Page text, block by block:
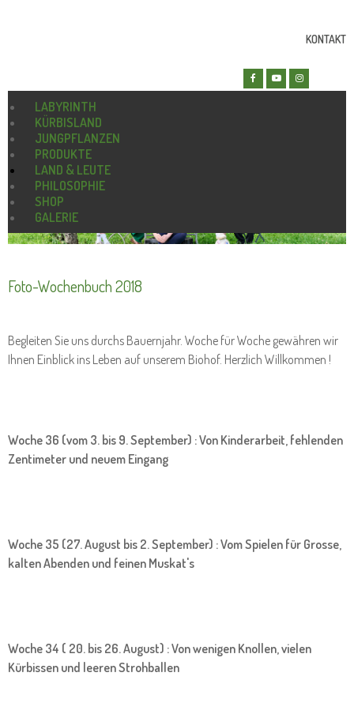
KONTAKT
LABYRINTH
KÜRBISLAND
JUNGPFLANZEN
PRODUKTE
LAND & LEUTE
PHILOSOPHIE
SHOP
GALERIE
Foto-Wochenbuch 2018
Begleiten Sie uns durchs Bauernjahr. Woche für Woche gewähren wir
Ihnen Einblick ins Leben auf unserem Biohof. Herzlich Willkommen !
Woche 36 (vom 3. bis 9. September) : Von Kinderarbeit, fehlenden
Zentimeter und neuem Eingang
Woche 35 (27. August bis 2. September) : Vom Spielen für Grosse,
kalten Abenden und feinen Muskat's
Woche 34 ( 20. bis 26. August) : Von wenigen Knollen, vielen
Kürbissen und leeren Strohballen